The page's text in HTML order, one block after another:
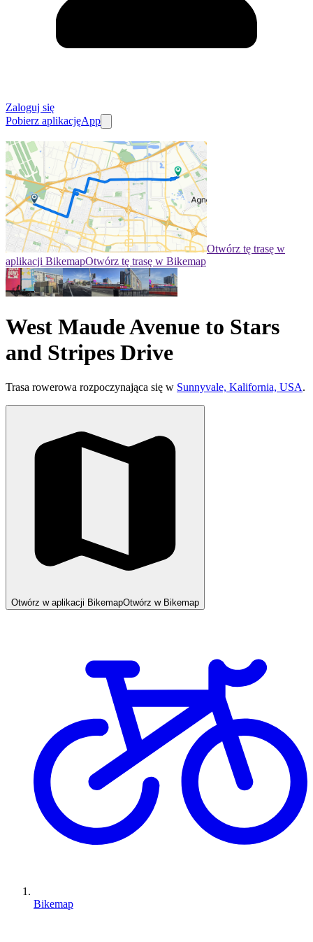
Zaloguj się
Pobierz aplikacjęApp
Otwórz tę trasę w
aplikacji BikemapOtwórz tę trasę w Bikemap
West Maude Avenue to Stars
and Stripes Drive
Trasa rowerowa rozpoczynająca się w Sunnyvale, Kalifornia, USA.
Otwórz w aplikacji BikemapOtwórz w Bikemap
Bikemap